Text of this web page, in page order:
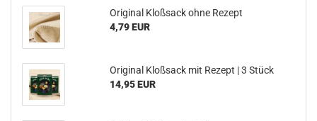
Original Kloßsack ohne Rezept
4,79 EUR
Original Kloßsack mit Rezept | 3 Stück
14,95 EUR